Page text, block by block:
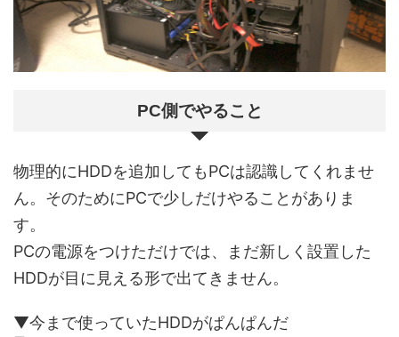
PC側でやること
物理的にHDDを追加してもPCは認識してくれませ
ん。そのためにPCで少しだけやることがありま
す。
PCの電源をつけただけでは、まだ新しく設置した
HDDが目に見える形で出てきません。
▼今まで使っていたHDDがぱんぱんだ